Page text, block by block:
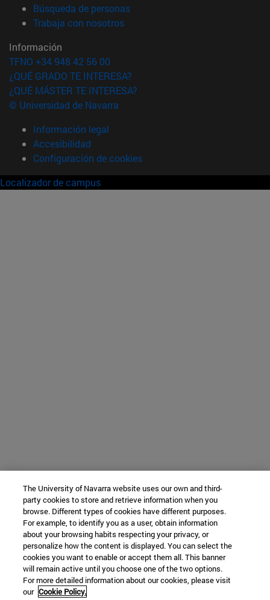
Búsqueda de personas(abre en nueva ventana)
Trabaja con nosotros(abre en nueva ventana)
Información
TFNO +34 948 42 56 00
¿QUÉ GRADO TE INTERESA?
¿QUÉ MÁSTER TE INTERESA?
© Universidad de Navarra
Información legal
Accesibilidad
Configuración de cookies
Localizador de campus
The University of Navarra website uses our own and third-
party cookies to store and retrieve information when you
browse. Different types of cookies have different purposes.
For example, to identify you as a user, obtain information
about your browsing habits respecting your privacy, or
personalize how the content is displayed. You can select the
cookies you want to enable or accept them all. This banner
will remain active until you choose one of the two options.
For more detailed information about our cookies, please visit
our Cookie Policy.